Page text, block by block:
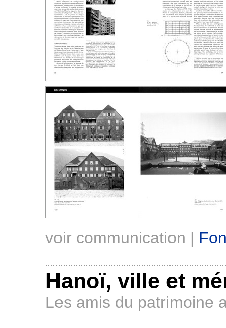
voir communication |
Hanoï, ville et
Les amis du patrimoine